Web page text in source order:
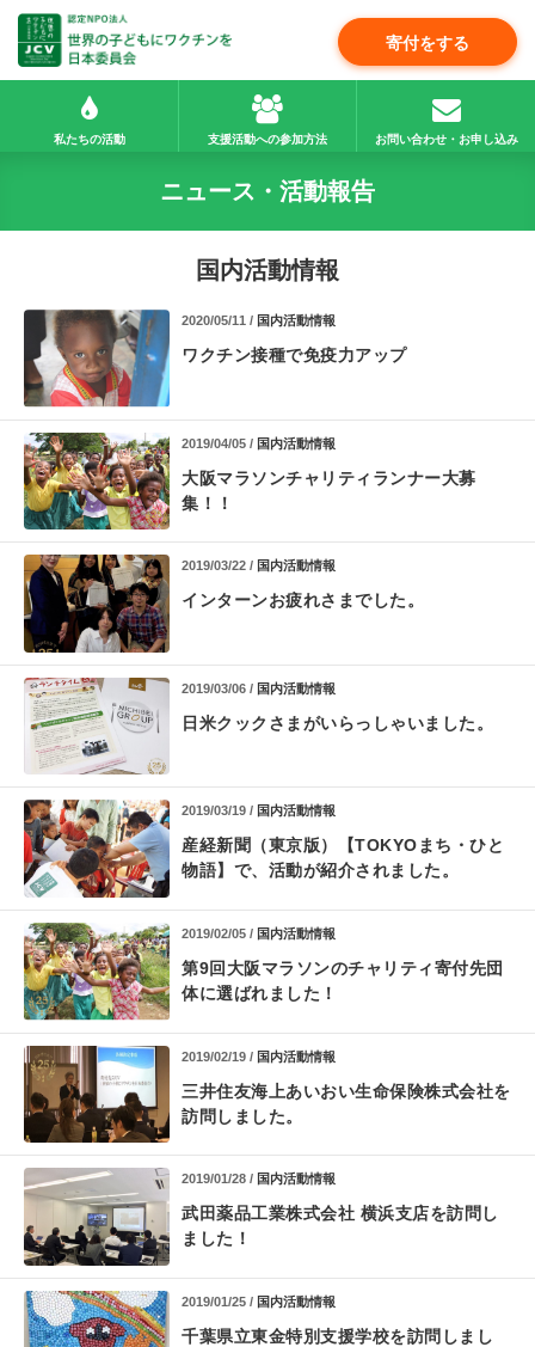
寄付をする
私たちの活動 支援活動への参加方法 お問い合わせ・お申し込み
ニュース・活動報告
国内活動情報
2020/05/11 / 国内活動情報
ワクチン接種で免疫力アップ
2019/04/05 / 国内活動情報
大阪マラソンチャリティランナー大募
集！！
2019/03/22 / 国内活動情報
インターンお疲れさまでした。
2019/03/06 / 国内活動情報
日米クックさまがいらっしゃいました。
2019/03/19 / 国内活動情報
産経新聞（東京版）【TOKYOまち・ひと
物語】で、活動が紹介されました。
2019/02/05 / 国内活動情報
第9回大阪マラソンのチャリティ寄付先団
体に選ばれました！
2019/02/19 / 国内活動情報
三井住友海上あいおい生命保険株式会社を
訪問しました。
2019/01/28 / 国内活動情報
武田薬品工業株式会社 横浜支店を訪問し
ました！
2019/01/25 / 国内活動情報
千葉県立東金特別支援学校を訪問しまし